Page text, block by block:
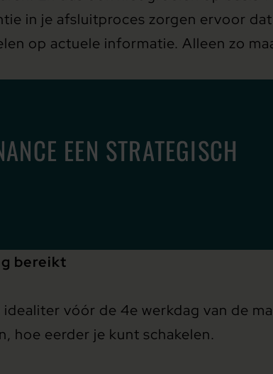
in je afsluitproces zorgen ervoor
op actuele informatie. Alleen zo
EEN STRATEGISCH
bereikt
vóór de 4e werkdag van de
hoe eerder je kunt schakelen.